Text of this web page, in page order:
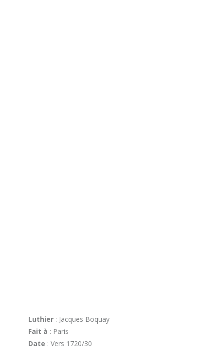
Luthier : Jacques Boquay
Fait à : Paris
Date : Vers 1720/30